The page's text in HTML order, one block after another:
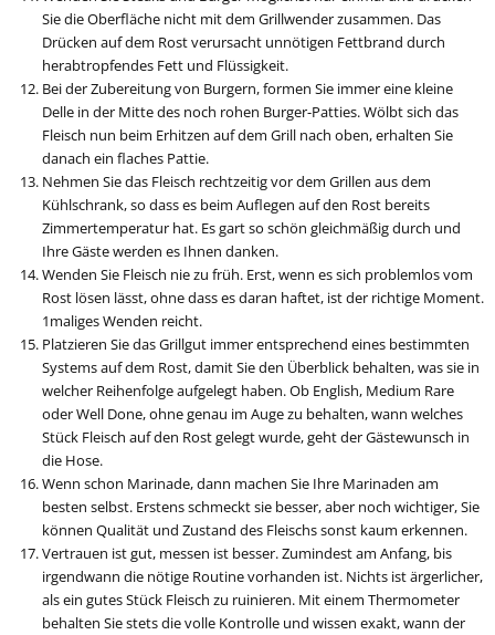
Sie die Oberfläche nicht mit dem Grillwender zusammen. Das
Drücken auf dem Rost verursacht unnötigen Fettbrand durch
herabtropfendes Fett und Flüssigkeit.
Bei der Zubereitung von Burgern, formen Sie immer eine kleine
Delle in der Mitte des noch rohen Burger-Patties. Wölbt sich das
Fleisch nun beim Erhitzen auf dem Grill nach oben, erhalten Sie
danach ein flaches Pattie.
Nehmen Sie das Fleisch rechtzeitig vor dem Grillen aus dem
Kühlschrank, so dass es beim Auflegen auf den Rost bereits
Zimmertemperatur hat. Es gart so schön gleichmäßig durch und
Ihre Gäste werden es Ihnen danken.
Wenden Sie Fleisch nie zu früh. Erst, wenn es sich problemlos vom
Rost lösen lässt, ohne dass es daran haftet, ist der richtige Moment.
1maliges Wenden reicht.
Platzieren Sie das Grillgut immer entsprechend eines bestimmten
Systems auf dem Rost, damit Sie den Überblick behalten, was sie in
welcher Reihenfolge aufgelegt haben. Ob English, Medium Rare
oder Well Done, ohne genau im Auge zu behalten, wann welches
Stück Fleisch auf den Rost gelegt wurde, geht der Gästewunsch in
die Hose.
Wenn schon Marinade, dann machen Sie Ihre Marinaden am
besten selbst. Erstens schmeckt sie besser, aber noch wichtiger, Sie
können Qualität und Zustand des Fleischs sonst kaum erkennen.
Vertrauen ist gut, messen ist besser. Zumindest am Anfang, bis
irgendwann die nötige Routine vorhanden ist. Nichts ist ärgerlicher,
als ein gutes Stück Fleisch zu ruinieren. Mit einem Thermometer
behalten Sie stets die volle Kontrolle und wissen exakt, wann der